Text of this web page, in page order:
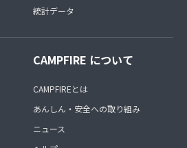
統計データ
CAMPFIRE について
CAMPFIREとは
あんしん・安全への取り組み
ニュース